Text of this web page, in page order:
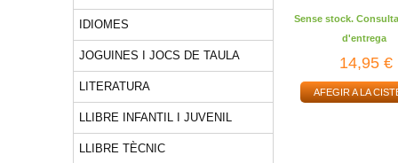
IDIOMES
JOGUINES I JOCS DE TAULA
LITERATURA
LLIBRE INFANTIL I JUVENIL
LLIBRE TÈCNIC
Sense stock.
d'entrega
14,95 €
AFEGIR A LA